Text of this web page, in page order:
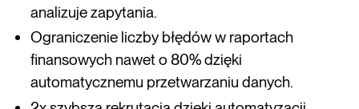
analizuje zapytania.
Ograniczenie liczby błędów w raportach
finansowych nawet o 80% dzięki
automatycznemu przetwarzaniu danych.